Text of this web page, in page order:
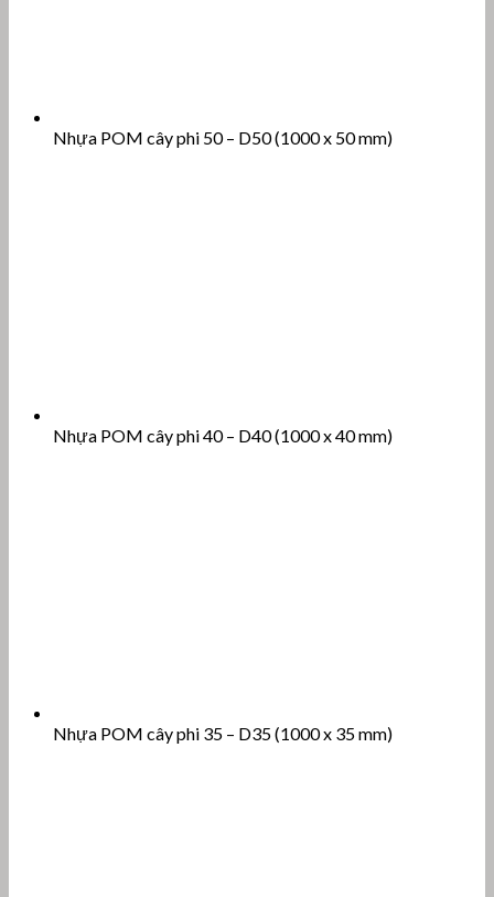
Nhựa POM cây phi 50 – D50 (1000 x 50 mm)
Nhựa POM cây phi 40 – D40 (1000 x 40 mm)
Nhựa POM cây phi 35 – D35 (1000 x 35 mm)